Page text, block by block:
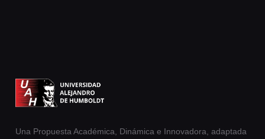
Una Propuesta Académica, Dinámica e Innovadora, adaptada